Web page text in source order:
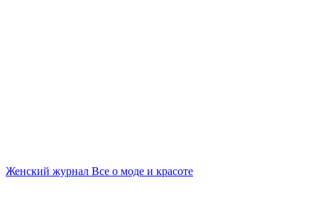
Женский журнал Все о моде и красоте